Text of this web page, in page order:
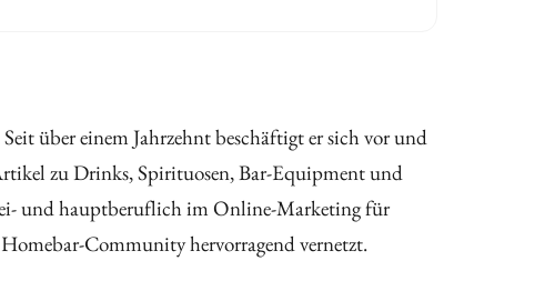
über einem Jahrzehnt beschäftigt er sich vor und
zu Drinks, Spirituosen, Bar-Equipment und
und hauptberuflich im Online-Marketing für
Community hervorragend vernetzt.